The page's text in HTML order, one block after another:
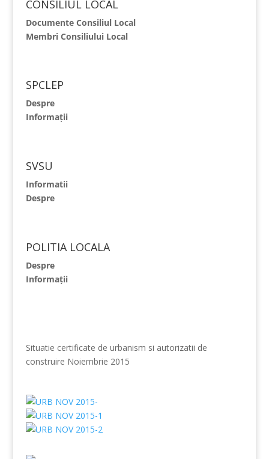
CONSILIUL LOCAL
Documente Consiliul Local
Membri Consiliului Local
SPCLEP
Despre
Informații
SVSU
Informatii
Despre
POLITIA LOCALA
Despre
Informații
Situatie certificate de urbanism si autorizatii de
construire Noiembrie 2015